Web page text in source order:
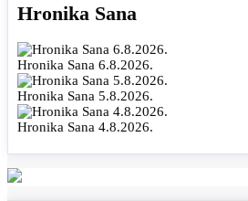
Hronika Sana
Hronika Sana 6.8.2026.
Hronika Sana 5.8.2026.
Hronika Sana 4.8.2026.